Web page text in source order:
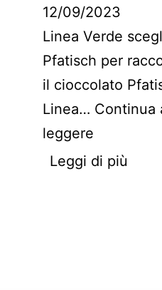
12/09/2023
Linea Verde
Pfatisch per
il cioccolato
Linea… Continua
leggere
Leggi di più